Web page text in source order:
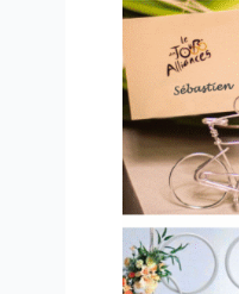
Moodboard
A
bicyclette